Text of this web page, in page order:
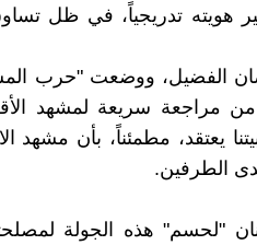
هويته تدريجياً، في ظل
الفضيل، ووضعت "حرب
من مراجعة سريعة لمشهد
يعتقد، مطمئناً، بأن مشهد
الطرفين.
"لحسم" هذه الجولة